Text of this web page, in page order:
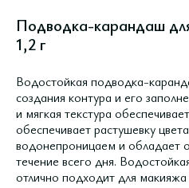
Подводка-карандаш
1,2 г
Водостойкая подводка-
создания контура и его
и мягкая текстура
обеспечивает растушевку
водонепроницаем и обладает
течение всего дня.
отлично подходит для макияжа